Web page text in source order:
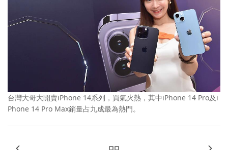
台灣大哥大開賣iPhone 14系列，買氣火熱，其中iPhone 14 Pro及i
Phone 14 Pro Max銷量占九成最為熱門。